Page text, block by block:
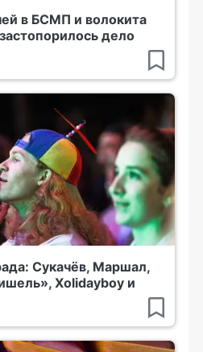
в БСМП и волокита
дело
Сукачёв, Маршал,
Xolidayboy и